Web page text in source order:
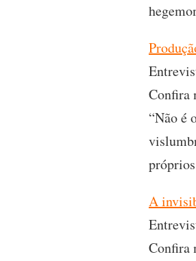
Confira
“Não é
A
Confira